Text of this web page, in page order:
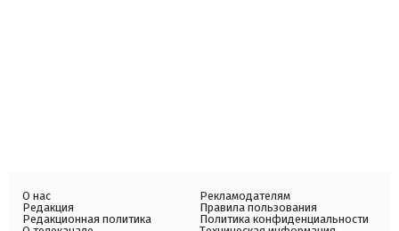
О нас
Редакция
Редакционная политика
Рекламодателям
Правила пользования
Политика конфиденциальности